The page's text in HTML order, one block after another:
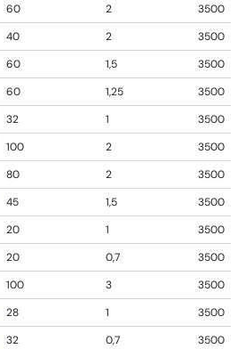
60 2
3500
40 2
3500
60 1,5
3500
60 1,25
3500
32 1
3500
100 2
3500
80 2
3500
45 1,5
3500
20 1
3500
20 0,7
3500
100 3
3500
28 1
3500
32 0,7
3500